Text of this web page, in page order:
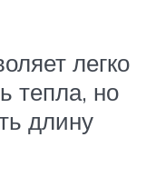
легко
тепла, но
длину